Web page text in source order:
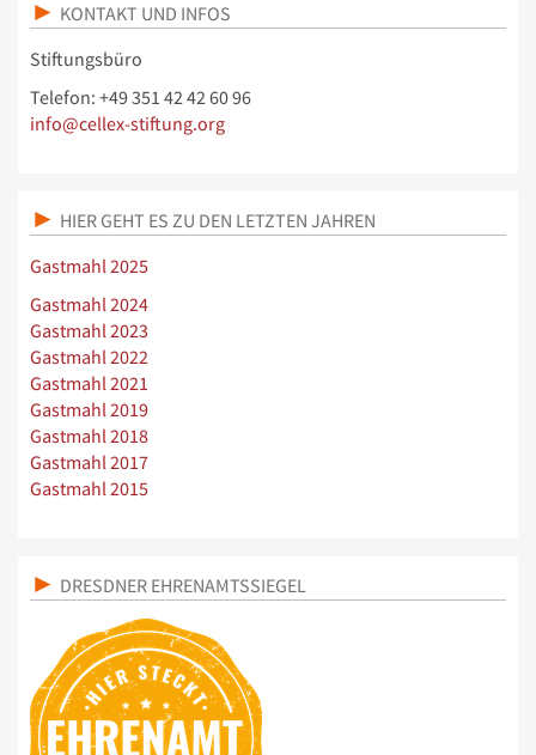
KONTAKT UND INFOS
Stiftungsbüro
Telefon: +49 351 42 42 60 96
info@cellex-stiftung.org
HIER GEHT ES ZU DEN LETZTEN JAHREN
Gastmahl 2025
Gastmahl 2024
Gastmahl 2023
Gastmahl 2022
Gastmahl 2021
Gastmahl 2019
Gastmahl 2018
Gastmahl 2017
Gastmahl 2015
DRESDNER EHRENAMTSSIEGEL